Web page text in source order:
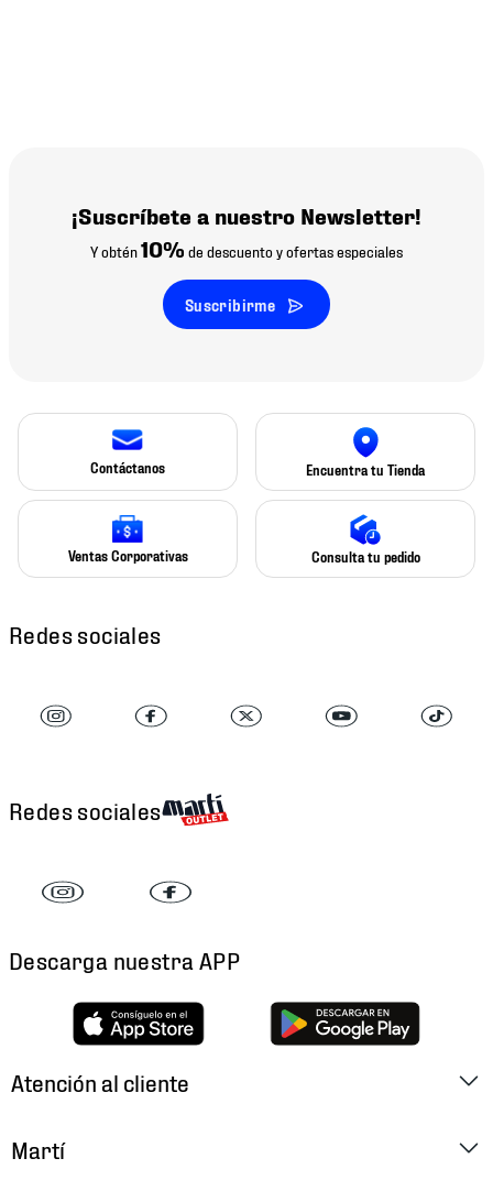
¡Suscríbete a nuestro Newsletter!
Y obtén10% de descuento y ofertas especiales
Suscribirme
Contáctanos Encuentra tu Tienda
Ventas Corporativas Consulta tu pedido
Redes sociales
Redes sociales
Descarga nuestra APP
Atención al cliente
Martí